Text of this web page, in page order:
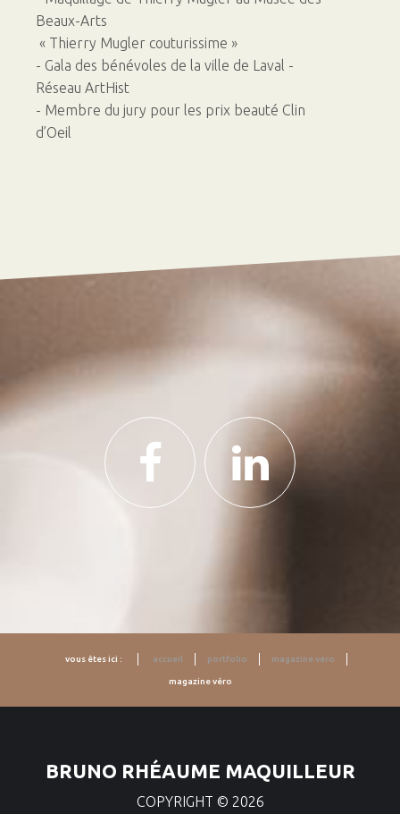
Beaux-Arts
« Thierry Mugler couturissime »
- Gala des bénévoles de la ville de Laval -
Réseau ArtHist
- Membre du jury pour les prix beauté Clin
d’Oeil
vous êtes ici : accueil portfolio magazine véro
magazine véro
BRUNO RHÉAUME MAQUILLEUR
COPYRIGHT © 2026